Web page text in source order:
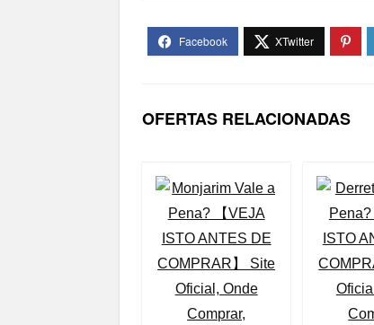
OFERTAS RELACIONADAS